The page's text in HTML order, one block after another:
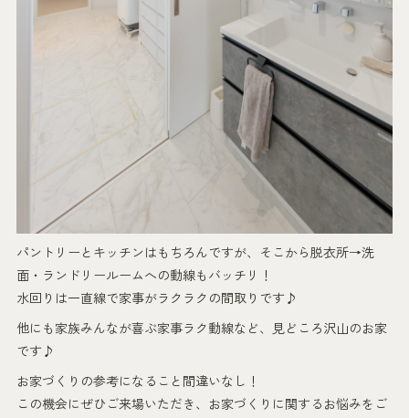
パントリーとキッチンはもちろんですが、そこから脱衣所→洗
面・ランドリールームへの動線もバッチリ！
水回りは一直線で家事がラクラクの間取りです♪
他にも家族みんなが喜ぶ家事ラク動線など、見どころ沢山のお家
です♪
お家づくりの参考になること間違いなし！
この機会にぜひご来場いただき、お家づくりに関するお悩みをご